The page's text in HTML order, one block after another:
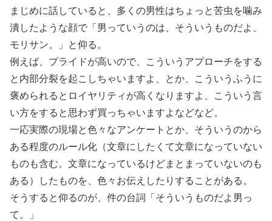
まじめに話していると、多くの男性はちょっと苦虫を噛み
潰したような顔で「男っていうのは、そういうものだよ、
モリサン。」と仰る。
例えば、プライドが高いので、こういうアプローチをする
と内部分裂を起こしちゃいますよ、とか、こういうふうに
褒められるとロイヤリティが高くなりますよ、こういう言
い方をすると思わず買っちゃいますよなどなど。
一応実際の現場と色々なアンケートとか、そういうのから
ある程度のルール化（文章にしたくて文章になっていない
ものも含む。文章になっているけどまとまっていないのも
ある）したものを、色々お伝えしたりすることがある。
そうすると仰るのが、件の台詞「そういうものだよ男っ
て。」